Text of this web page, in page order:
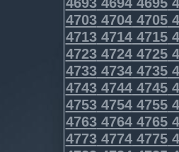
470347044705
471347144715
472347244725
473347344735
474347444745
475347544755
476347644765
477347744775